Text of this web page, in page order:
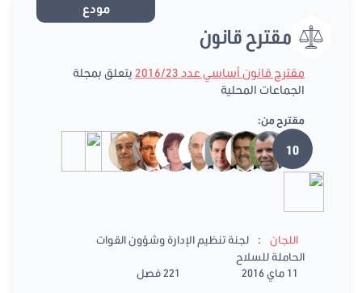
مودع
مقترح قانون
مقترح قانون أساسي عدد 2016/23
يتعلق بمجلة
الجماعات المحلية
مقترح من:
10
اللجان :
لجنة تنظيم الإدارة وشؤون القوات
الحاملة للسلاح
11 ماي 2016
221 فصل